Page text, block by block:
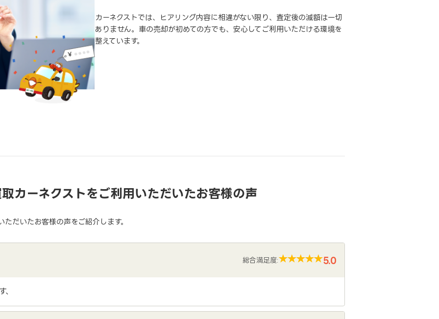
カーネクストでは、ヒアリング内容に相違がない限り、査定後の減額は一切
ありません。車の売却が初めての方でも、安心してご利用いただける環境を
整えています。
カーネクストをご利用いただいたお客様の声
だいたお客様の声をご紹介します。
総合満足度: 5.0